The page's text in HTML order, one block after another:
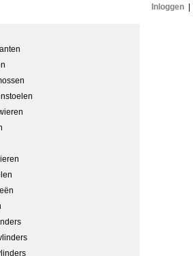
Inloggen